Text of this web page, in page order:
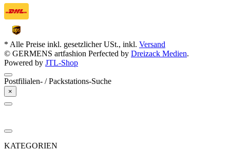
* Alle Preise inkl. gesetzlicher USt., inkl. Versand
© GERMENS artfashion Perfected by Dreizack Medien.
Powered by JTL-Shop
Postfilialen- / Packstations-Suche
×
KATEGORIEN